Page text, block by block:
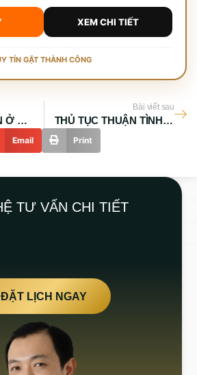
XEM CHI TIẾT
TÍN GẶT THÀNH CÔNG
MẪU ĐƠN LY HÔN Ở HUYỆN HÓC MÔN
Bài viết sau
THỦ TỤC THUẬN TÌNH LY HÔN TẠI HUYỆN HÓC MÔN
Email Print
TƯ VẤN CHI TIẾT
ĐẶT LỊCH NGAY